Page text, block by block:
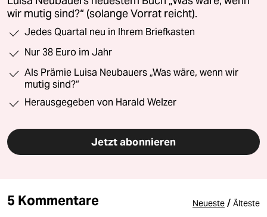
wir mutig sind?“ (solange Vorrat reicht).
Jedes Quartal neu in Ihrem Briefkasten
Nur 38 Euro im Jahr
Als Prämie Luisa Neubauers „Was wäre, wenn wir
mutig sind?“
Herausgegeben von Harald Welzer
Jetzt abonnieren
5 Kommentare Neueste / Älteste